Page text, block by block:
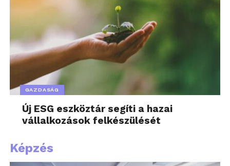
GAZDASÁG
Új ESG eszköztár segíti a hazai
vállalkozások felkészülését
Képzés